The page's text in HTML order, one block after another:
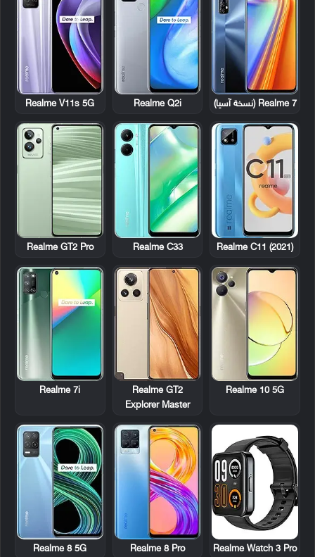
Realme 7 (نسخة آسيا) Realme Q2i
Realme V11s 5G
Realme C11 (2021)
Realme C33
Realme GT2 Pro
Realme 10 5G
Realme GT2
Explorer Master
Realme 7i
Realme Watch 3 Pro
Realme 8 Pro
Realme 8 5G